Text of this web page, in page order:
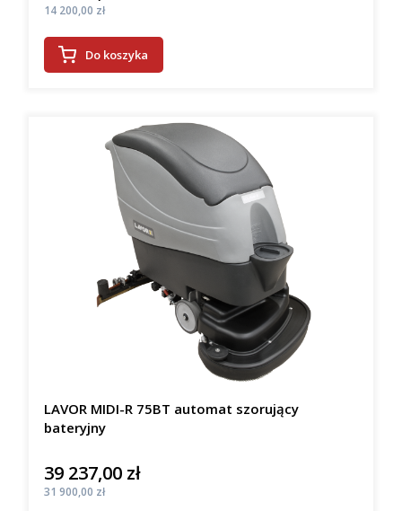
Cena
14 200,00 zł
Do koszyka
LAVOR MIDI-R 75BT automat szorujący
bateryjny
Cena
39 237,00 zł
Cena
31 900,00 zł